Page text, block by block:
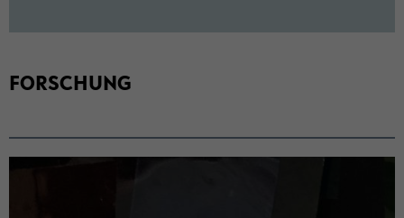
FOR­SCHUNG